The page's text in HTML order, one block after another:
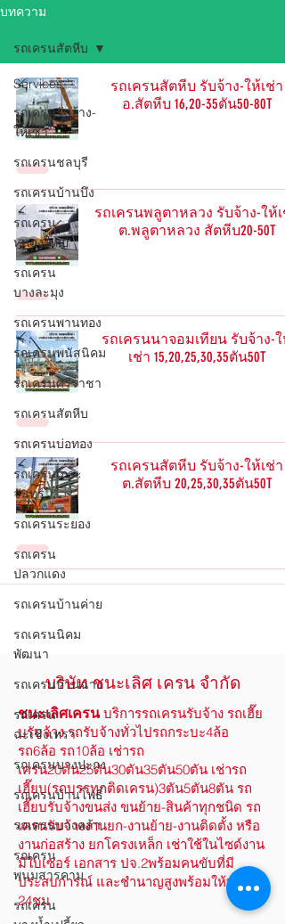
บทความ
Services
รถเครนรับจ้าง-
ให้เช่า
รถเครนชลบุรี
รถเครนบ้านบึง
รถเครน
หนองใหญ่
รถเครน
บางละมุง
รถเครนพานทอง
รถเครนพนัสนิคม
รถเครนศรีราชา
รถเครนสัตหีบ
รถเครนบ่อทอง
รถเครนเกาะ
จันทร์
รถเครนระยอง
รถเครน
ปลวกแดง
รถเครนบ้านค่าย
รถเครนนิคม
พัฒนา
รถเครนบ้านฉาง
รถเครน
ฉะเชิงเทรา
รถเครนบางปะกง
รถเครนบ้านโพธิ์
รถเครนบางคล้า
รถเครน
พนมสารคาม
รถเครน
รถเครนสัตหีบ
รถเครนสัตหีบ รับจ้าง-ให้เช่า
อ.สัตหีบ 16,20-35ตัน50-80T
รถเครนพลูตาหลวง รับจ้าง-ให้เ
ต.พลูตาหลวง สัตหีบ20-50T
รถเครนนาจอมเทียน รับจ้าง-ให้
เช่า 15,20,25,30,35ตัน50T
รถเครนสัตหีบ รับจ้าง-ให้เช่า
ต.สัตหีบ 20,25,30,35ตัน50T
บริษัท ชนะเลิศ เครน จำกัด
ชนะเลิศเครน​บริการรถเครนรับจ้าง รถเฮี๊ย
บรับจ้าง รถรับจ้างทั่วไปรถกระบะ4ล้อ
รถ6ล้อ รถ10ล้อ เช่ารถ
เครน20ตัน25ตัน30ตัน35ตัน50ตัน เช่ารถ
เฮี๊ยบ(รถบรรทุกติดเครน)3ตัน5ตัน8ตัน รถ
เฮี๊ยบรับจ้างขนส่ง ขนย้าย-สินค้าทุกชนิด รถ
เครนรับจ้างงานยก-งานย้าย-งานติดตั้ง หรือ
งานก่อสร้าง ยกโครงเหล็ก เช่าใช้ในไซด์งาน
มีใบเซอร์ เอกสาร ปจ.2พร้อมคนขับที่มี
ประสบการณ์ และชำนาญสูงพร้อมให้บริการ
24ชม